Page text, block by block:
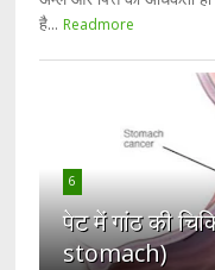
है... Readmore
6
पेट में गांठ की
stomach)